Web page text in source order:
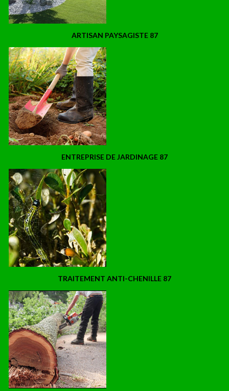
ARTISAN PAYSAGISTE 87
ENTREPRISE DE JARDINAGE 87
TRAITEMENT ANTI-CHENILLE 87